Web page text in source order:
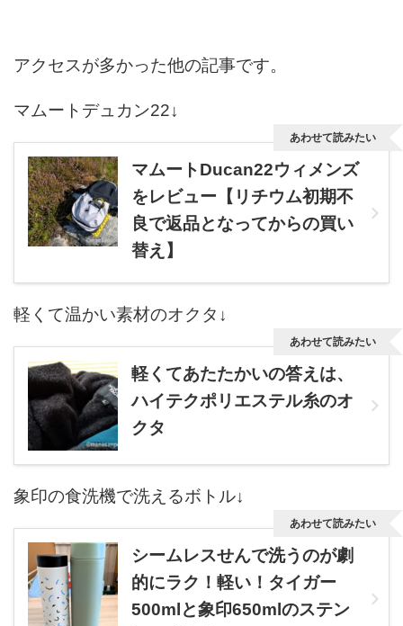
アクセスが多かった他の記事です。
マムートデュカン22↓
マムートDucan22ウィメンズ
をレビュー【リチウム初期不
良で返品となってからの買い
替え】
あわせて読みたい
軽くて温かい素材のオクタ↓
軽くてあたたかいの答えは、
ハイテクポリエステル糸のオ
クタ
あわせて読みたい
象印の食洗機で洗えるボトル↓
シームレスせんで洗うのが劇
的にラク！軽い！タイガー
500mlと象印650mlのステン
あわせて読みたい